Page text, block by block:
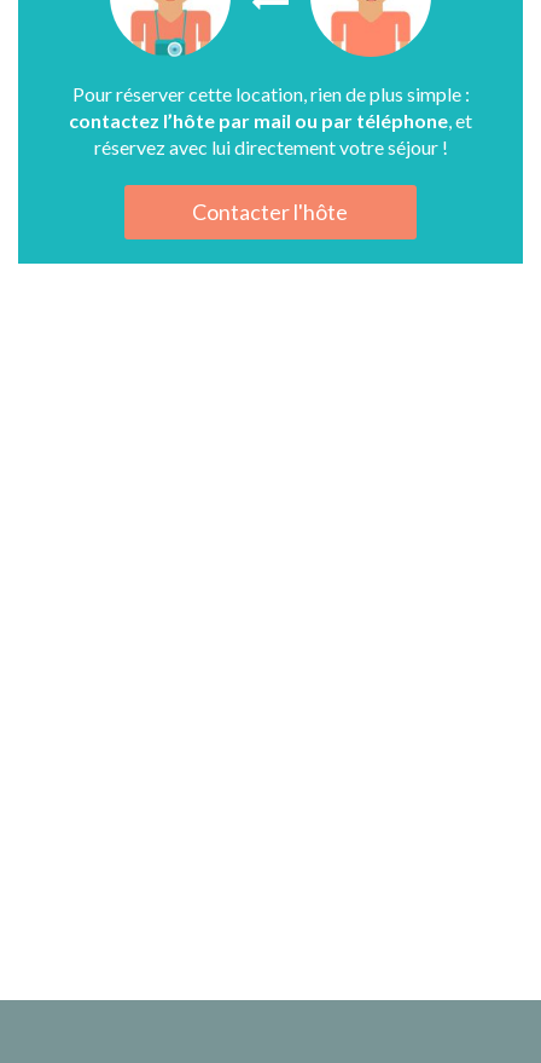
Pour réserver cette location, rien de plus simple :
contactez l’hôte par mail ou par téléphone, et
réservez avec lui directement votre séjour !
Contacter l'hôte